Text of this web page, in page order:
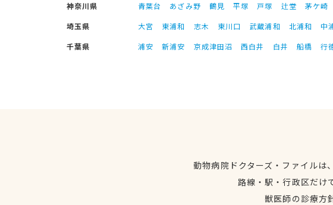
神奈川県
青葉台 あざみ野 鶴見 平塚 戸塚 辻堂 茅ケ崎
埼玉県
大宮 東浦和 志木 東川口 武蔵浦和 北浦和 中
千葉県
浦安 新浦安 京成津田沼 西白井 白井 船橋 行
動物病院ドクターズ・ファイル
路線・駅・行政区だけ
獣医師の診療方